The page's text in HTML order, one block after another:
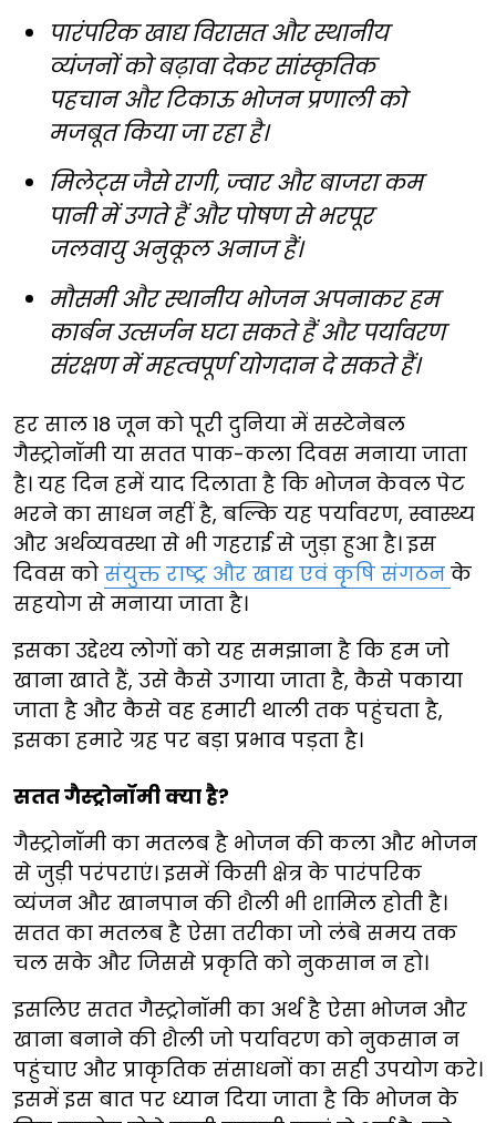
पारंपरिक खाद्य विरासत और स्थानीय
व्यंजनों को बढ़ावा देकर सांस्कृतिक
पहचान और टिकाऊ भोजन प्रणाली को
मजबूत किया जा रहा है।
मिलेट्स जैसे रागी, ज्वार और बाजरा कम
पानी में उगते हैं और पोषण से भरपूर
जलवायु अनुकूल अनाज हैं।
मौसमी और स्थानीय भोजन अपनाकर हम
कार्बन उत्सर्जन घटा सकते हैं और पर्यावरण
संरक्षण में महत्वपूर्ण योगदान दे सकते हैं।
हर साल 18 जून को पूरी दुनिया में सस्टेनेबल
गैस्ट्रोनॉमी या सतत पाक-कला दिवस मनाया जाता
है। यह दिन हमें याद दिलाता है कि भोजन केवल पेट
भरने का साधन नहीं है, बल्कि यह पर्यावरण, स्वास्थ्य
और अर्थव्यवस्था से भी गहराई से जुड़ा हुआ है। इस
दिवस को संयुक्त राष्ट्र और खाद्य एवं कृषि संगठन के
सहयोग से मनाया जाता है।
इसका उद्देश्य लोगों को यह समझाना है कि हम जो
खाना खाते हैं, उसे कैसे उगाया जाता है, कैसे पकाया
जाता है और कैसे वह हमारी थाली तक पहुंचता है,
इसका हमारे ग्रह पर बड़ा प्रभाव पड़ता है।
सतत गैस्ट्रोनॉमी क्या है?
गैस्ट्रोनॉमी का मतलब है भोजन की कला और भोजन
से जुड़ी परंपराएं। इसमें किसी क्षेत्र के पारंपरिक
व्यंजन और खानपान की शैली भी शामिल होती है।
सतत का मतलब है ऐसा तरीका जो लंबे समय तक
चल सके और जिससे प्रकृति को नुकसान न हो।
इसलिए सतत गैस्ट्रोनॉमी का अर्थ है ऐसा भोजन और
खाना बनाने की शैली जो पर्यावरण को नुकसान न
पहुंचाए और प्राकृतिक संसाधनों का सही उपयोग करे।
इसमें इस बात पर ध्यान दिया जाता है कि भोजन के